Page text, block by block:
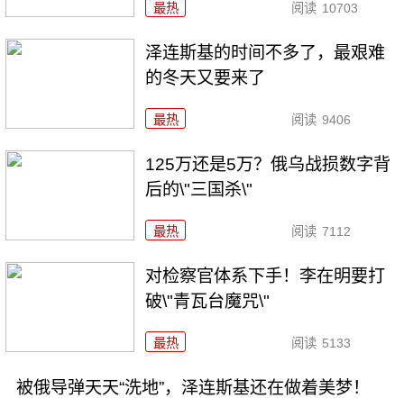
最热 阅读 10703
泽连斯基的时间不多了，最艰难
的冬天又要来了
最热 阅读 9406
125万还是5万？俄乌战损数字背
后的\"三国杀\"
最热 阅读 7112
对检察官体系下手！李在明要打
破\"青瓦台魔咒\"
最热 阅读 5133
被俄导弹天天“洗地”，泽连斯基还在做着美梦！